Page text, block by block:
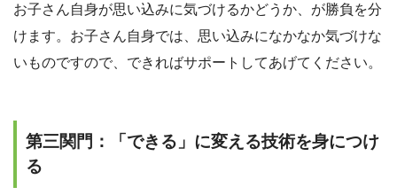
お子さん自身が思い込みに気づけるかどうか、が勝負を分
けます。お子さん自身では、思い込みになかなか気づけな
いものですので、できればサポートしてあげてください。
第三関門：「できる」に変える技術を身につけ
る